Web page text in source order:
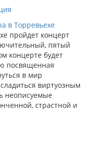
пройдет концерт
пятый
концерте будет
посвященная
в мир
виртуозным
неописуемые
страстной и